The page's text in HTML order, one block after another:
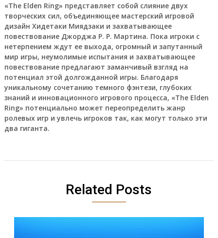
«The Elden Ring» представляет собой слияние двух
творческих сил, объединяющее мастерский игровой
дизайн Хидетаки Миядзаки и захватывающее
повествование Джорджа Р. Р. Мартина. Пока игроки с
нетерпением ждут ее выхода, огромный и запутанный
мир игры, неумолимые испытания и захватывающее
повествование предлагают заманчивый взгляд на
потенциал этой долгожданной игры. Благодаря
уникальному сочетанию темного фэнтези, глубоких
знаний и инновационного игрового процесса, «The Elden
Ring» потенциально может переопределить жанр
ролевых игр и увлечь игроков так, как могут только эти
два гиганта.
Related Posts